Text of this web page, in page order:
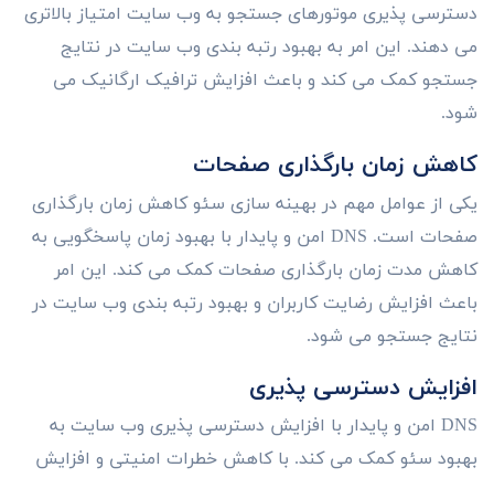
دسترسی پذیری موتورهای جستجو به وب سایت امتیاز بالاتری
می دهند. این امر به بهبود رتبه بندی وب سایت در نتایج
جستجو کمک می کند و باعث افزایش ترافیک ارگانیک می
شود.
کاهش زمان بارگذاری صفحات
یکی از عوامل مهم در بهینه سازی سئو کاهش زمان بارگذاری
صفحات است. DNS امن و پایدار با بهبود زمان پاسخگویی به
کاهش مدت زمان بارگذاری صفحات کمک می کند. این امر
باعث افزایش رضایت کاربران و بهبود رتبه بندی وب سایت در
نتایج جستجو می شود.
افزایش دسترسی پذیری
DNS امن و پایدار با افزایش دسترسی پذیری وب سایت به
بهبود سئو کمک می کند. با کاهش خطرات امنیتی و افزایش